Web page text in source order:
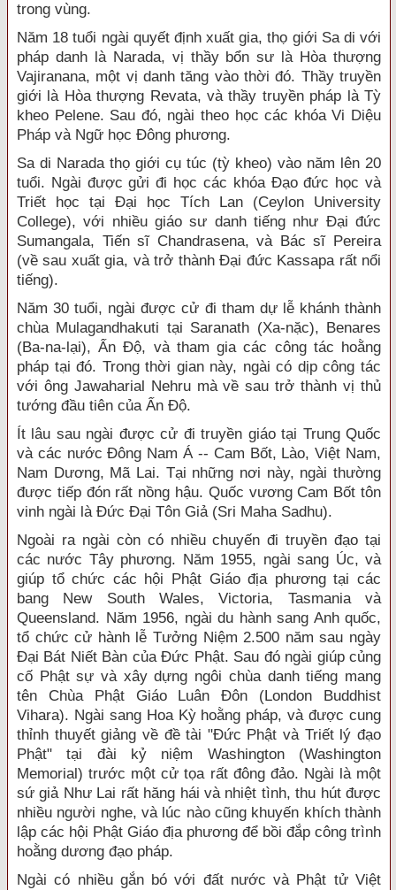
trong vùng.
Năm 18 tuổi ngài quyết định xuất gia, thọ giới Sa di với
pháp danh là Narada, vị thầy bổn sư là Hòa thượng
Vajiranana, một vị danh tăng vào thời đó. Thầy truyền
giới là Hòa thượng Revata, và thầy truyền pháp là Tỳ
kheo Pelene. Sau đó, ngài theo học các khóa Vi Diệu
Pháp và Ngữ học Đông phương.
Sa di Narada thọ giới cụ túc (tỳ kheo) vào năm lên 20
tuổi. Ngài được gửi đi học các khóa Đạo đức học và
Triết học tại Đại học Tích Lan (Ceylon University
College), với nhiều giáo sư danh tiếng như Đại đức
Sumangala, Tiến sĩ Chandrasena, và Bác sĩ Pereira
(về sau xuất gia, và trở thành Đại đức Kassapa rất nổi
tiếng).
Năm 30 tuổi, ngài được cử đi tham dự lễ khánh thành
chùa Mulagandhakuti tại Saranath (Xa-nặc), Benares
(Ba-na-lại), Ấn Độ, và tham gia các công tác hoằng
pháp tại đó. Trong thời gian này, ngài có dịp công tác
với ông Jawaharial Nehru mà về sau trở thành vị thủ
tướng đầu tiên của Ấn Độ.
Ít lâu sau ngài được cử đi truyền giáo tại Trung Quốc
và các nước Đông Nam Á -- Cam Bốt, Lào, Việt Nam,
Nam Dương, Mã Lai. Tại những nơi này, ngài thường
được tiếp đón rất nồng hậu. Quốc vương Cam Bốt tôn
vinh ngài là Đức Đại Tôn Giả (Sri Maha Sadhu).
Ngoài ra ngài còn có nhiều chuyến đi truyền đạo tại
các nước Tây phương. Năm 1955, ngài sang Úc, và
giúp tổ chức các hội Phật Giáo địa phương tại các
bang New South Wales, Victoria, Tasmania và
Queensland. Năm 1956, ngài du hành sang Anh quốc,
tổ chức cử hành lễ Tưởng Niệm 2.500 năm sau ngày
Đại Bát Niết Bàn của Đức Phật. Sau đó ngài giúp củng
cố Phật sự và xây dựng ngôi chùa danh tiếng mang
tên Chùa Phật Giáo Luân Đôn (London Buddhist
Vihara). Ngài sang Hoa Kỳ hoằng pháp, và được cung
thỉnh thuyết giảng về đề tài "Đức Phật và Triết lý đạo
Phật" tại đài kỷ niệm Washington (Washington
Memorial) trước một cử tọa rất đông đảo. Ngài là một
sứ giả Như Lai rất hăng hái và nhiệt tình, thu hút được
nhiều người nghe, và lúc nào cũng khuyến khích thành
lập các hội Phật Giáo địa phương để bồi đắp công trình
hoằng dương đạo pháp.
Ngài có nhiều gắn bó với đất nước và Phật tử Việt